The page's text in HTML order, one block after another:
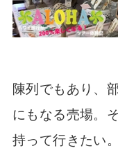
陳列でもあり、
にもなる売場。
持って行きたい。